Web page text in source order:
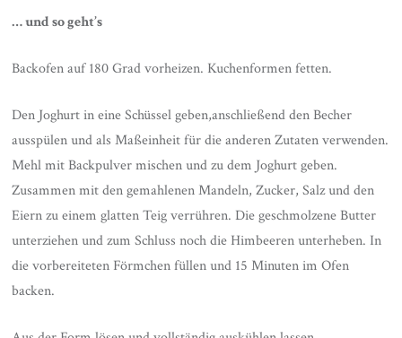
… und so geht’s
Backofen auf 180 Grad vorheizen. Kuchenformen fetten.
Den Joghurt in eine Schüssel geben,anschließend den Becher
ausspülen und als Maßeinheit für die anderen Zutaten verwenden.
Mehl mit Backpulver mischen und zu dem Joghurt geben.
Zusammen mit den gemahlenen Mandeln, Zucker, Salz und den
Eiern zu einem glatten Teig verrühren. Die geschmolzene Butter
unterziehen und zum Schluss noch die Himbeeren unterheben. In
die vorbereiteten Förmchen füllen und 15 Minuten im Ofen
backen.